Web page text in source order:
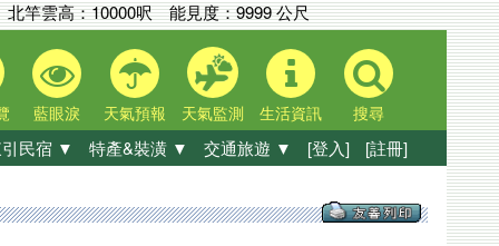
竿雲高：10000呎能見度：9999 公尺
藍眼淚 天氣預報 天氣監測 生活資訊 搜尋
民宿 ▼ 特產&裝潢 ▼ 交通旅遊 ▼ [登入] [註冊]